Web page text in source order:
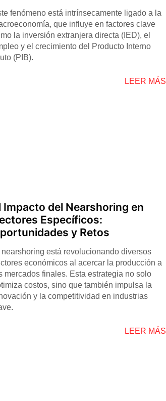
fenómeno está intrínsecamente ligado a la
que influye en factores clave
la inversión extranjera directa (IED), el
y el crecimiento del Producto Interno
(PIB).
LEER MÁS
Impacto del Nearshoring en
Específicos:
y Retos
nearshoring está revolucionando diversos
económicos al acercar la producción a
mercados finales. Esta estrategia no solo
costos, sino que también impulsa la
y la competitividad en industrias
LEER MÁS